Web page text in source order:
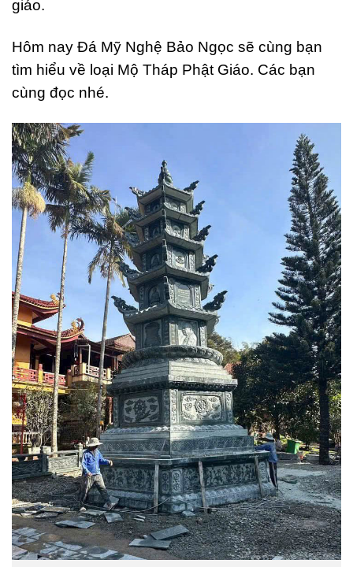
giáo.
Hôm nay Đá Mỹ Nghệ Bảo Ngọc sẽ cùng bạn
tìm hiểu về loại Mộ Tháp Phật Giáo. Các bạn
cùng đọc nhé.